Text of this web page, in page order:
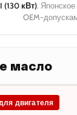
(130 кВт). Японское
OEM-
масло
двигателя